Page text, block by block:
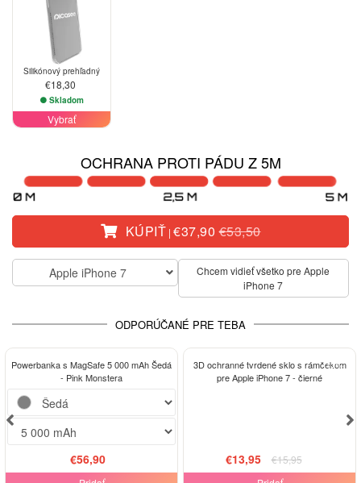
Silikónový prehľadný
€18,30
Skladom
Vybrať
OCHRANA PROTI PÁDU Z 5M
KÚPIŤ | €37,90€53,50
Apple iPhone 7
Chcem vidieť všetko pre Apple
iPhone 7
ODPORÚČANÉ PRE TEBA
Powerbanka s MagSafe 5 000 mAh Šedá
- Pink Monstera
€56,90
-13%
3D ochranné tvrdené sklo s rámčekom
pre Apple iPhone 7 - čierné
€13,95
€15,95